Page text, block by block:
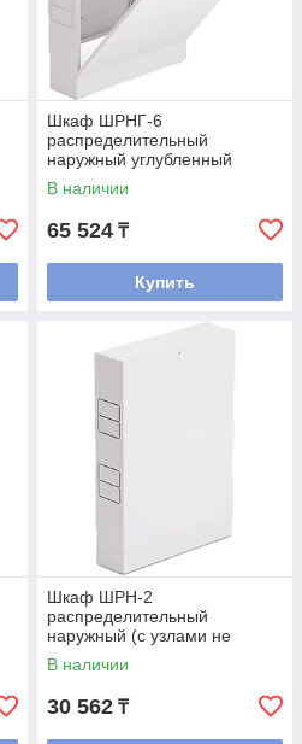
Шкаф ШРНГ-6
распределительный
наружный углубленный
(смесительные узлы входят)
В наличии
65 524 ₸
Купить
Шкаф ШРН-2
распределительный
наружный (с узлами не
входит, только коллектора)
В наличии
30 562 ₸